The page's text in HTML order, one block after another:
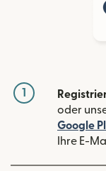
1
oder
Google
Ihre E-